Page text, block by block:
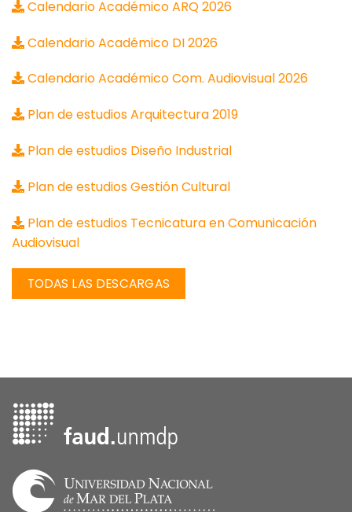
Calendario Académico ARQ 2026
Calendario Académico DI 2026
Calendario Académico Com. Audiovisual 2026
Plan de estudios Arquitectura 2019
Plan de estudios Diseño Industrial
Plan de estudios Gestión Cultural
Plan de estudios Tecnicatura en Comunicación
Audiovisual